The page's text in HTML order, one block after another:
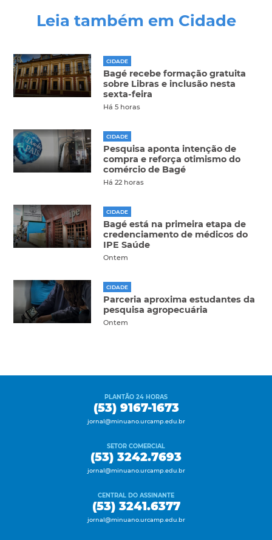
Leia também em Cidade
CIDADE
Bagé recebe formação gratuita
sobre Libras e inclusão nesta
sexta-feira
Há 5 horas
CIDADE
Pesquisa aponta intenção de
compra e reforça otimismo do
comércio de Bagé
Há 22 horas
CIDADE
Bagé está na primeira etapa de
credenciamento de médicos do
IPE Saúde
Ontem
CIDADE
Parceria aproxima estudantes da
pesquisa agropecuária
Ontem
PLANTÃO 24 HORAS
(53) 9167-1673
jornal@minuano.urcamp.edu.br
SETOR COMERCIAL
(53) 3242.7693
jornal@minuano.urcamp.edu.br
CENTRAL DO ASSINANTE
(53) 3241.6377
jornal@minuano.urcamp.edu.br